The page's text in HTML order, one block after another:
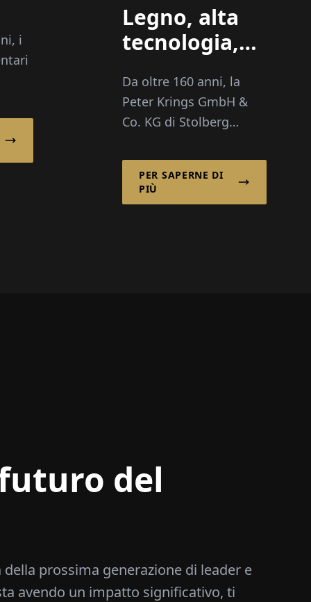
i
Legno, alta
tecnologia,
imballaggi
per il
internazionale
Da oltre 160 anni, la
Peter Krings GmbH &
Co. KG di Stolberg
competenza
nell'imballaggio
industriale del legno. Da
PER SAPERNE DI
PIÙ
del
prossima generazione di leader e
avendo un impatto significativo, ti